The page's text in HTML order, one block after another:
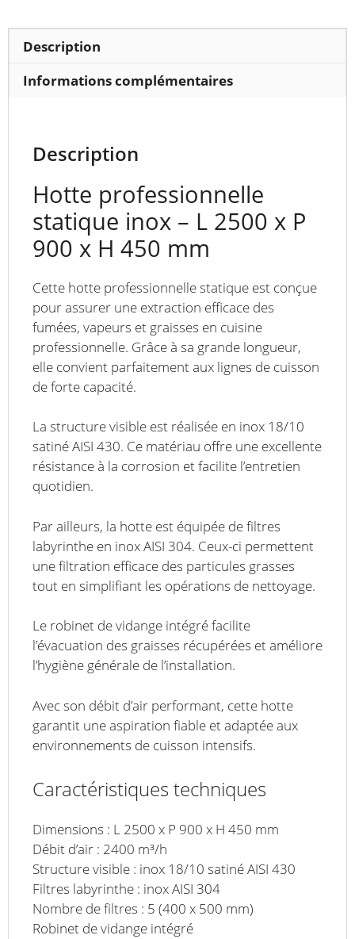
H
Description
Informations complémentaires
Description
Hotte professionnelle
statique inox – L 2500 x P
900 x H 450 mm
Cette hotte professionnelle statique est conçue
pour assurer une extraction efficace des
fumées, vapeurs et graisses en cuisine
professionnelle. Grâce à sa grande longueur,
elle convient parfaitement aux lignes de cuisson
de forte capacité.
La structure visible est réalisée en inox 18/10
satiné AISI 430. Ce matériau offre une excellente
résistance à la corrosion et facilite l’entretien
quotidien.
Par ailleurs, la hotte est équipée de filtres
labyrinthe en inox AISI 304. Ceux-ci permettent
une filtration efficace des particules grasses
tout en simplifiant les opérations de nettoyage.
Le robinet de vidange intégré facilite
l’évacuation des graisses récupérées et améliore
l’hygiène générale de l’installation.
Avec son débit d’air performant, cette hotte
garantit une aspiration fiable et adaptée aux
environnements de cuisson intensifs.
Caractéristiques techniques
Dimensions : L 2500 x P 900 x H 450 mm
Débit d’air : 2400 m³/h
Structure visible : inox 18/10 satiné AISI 430
Filtres labyrinthe : inox AISI 304
Nombre de filtres : 5 (400 x 500 mm)
Robinet de vidange intégré